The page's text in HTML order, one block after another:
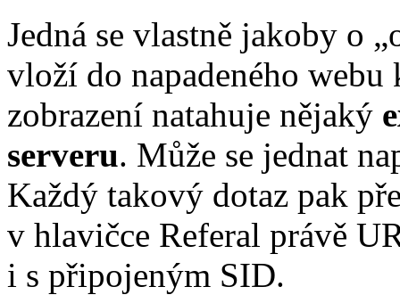
Jedná se vlastně jakoby o
vloží do napadeného
zobrazení natahuje nějaký
serveru. Může se jednat
Každý takový dotaz pak
v hlavičce Referal právě
i s připojeným SID.